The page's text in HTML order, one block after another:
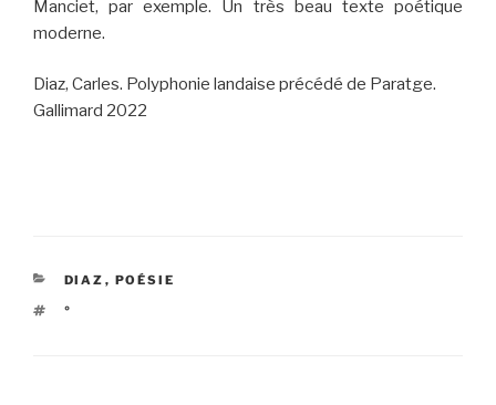
Manciet, par exemple. Un très beau texte poétique
moderne.
Diaz, Carles. Polyphonie landaise précédé de Paratge.
Gallimard 2022
CATÉGORIES
DIAZ , POÉSIE
ÉTIQUETTES
°